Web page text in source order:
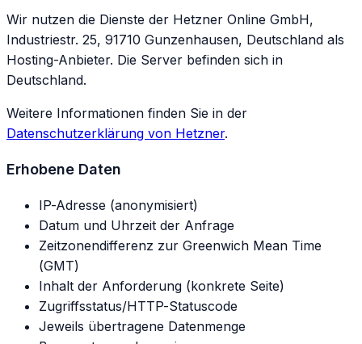
Wir nutzen die Dienste der Hetzner Online GmbH,
Industriestr. 25, 91710 Gunzenhausen, Deutschland als
Hosting-Anbieter. Die Server befinden sich in
Deutschland.
Weitere Informationen finden Sie in der
Datenschutzerklärung von Hetzner.
Erhobene Daten
IP-Adresse (anonymisiert)
Datum und Uhrzeit der Anfrage
Zeitzonendifferenz zur Greenwich Mean Time
(GMT)
Inhalt der Anforderung (konkrete Seite)
Zugriffsstatus/HTTP-Statuscode
Jeweils übertragene Datenmenge